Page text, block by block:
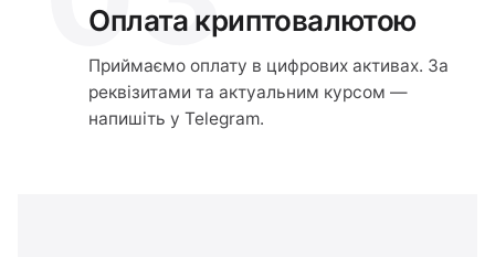
Оплата криптовалютою
Приймаємо оплату в цифрових активах. За
реквізитами та актуальним курсом —
напишіть у Telegram.